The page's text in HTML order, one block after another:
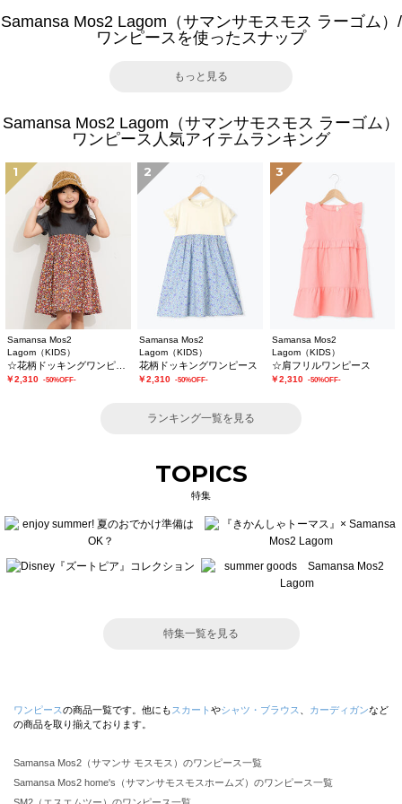
Samansa Mos2 Lagom（サマンサモスモス ラーゴム）/
ワンピースを使ったスナップ
もっと見る
Samansa Mos2 Lagom（サマンサモスモス ラーゴム）
ワンピース人気アイテムランキング
1
Samansa Mos2
Lagom（KIDS）
￥2,310 -50%OFF-
2
Samansa Mos2
Lagom（KIDS）
花柄ドッキングワンピース
￥2,310 -50%OFF-
3
Samansa Mos2
Lagom（KIDS）
☆肩フリルワンピース
￥2,310 -50%OFF-
ランキング一覧を見る
TOPICS
特集
特集一覧を見る
ワンピースの商品一覧です。他にも スカート やシャツ・ブラウス カーディガンなど
の商品を取り揃えております。
Samansa Mos2（サマンサ モスモス）のワンピース一覧
Samansa Mos2 home's（サマンサモスモスホームズ）のワンピース一覧